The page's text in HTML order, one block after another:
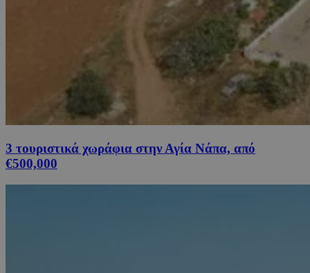
3 τουριστικά χωράφια στην Αγία Νάπα, από
€500,000